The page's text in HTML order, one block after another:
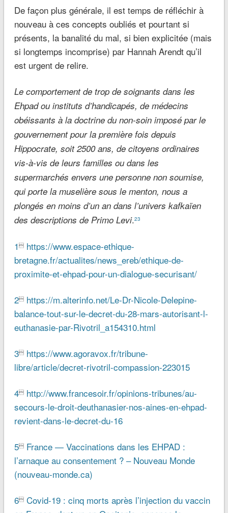
De façon plus générale, il est temps de réfléchir à
nouveau à ces concepts oubliés et pourtant si
présents, la banalité du mal, si bien explicitée (mais
si longtemps incomprise) par Hannah Arendt qu’il
est urgent de relire.
Le comportement de trop de soignants dans les
Ehpad ou instituts d’handicapés, de médecins
obéissants à la doctrine du non-soin imposé par le
gouvernement pour la première fois depuis
Hippocrate, soit 2500 ans, de citoyens ordinaires
vis-à-vis de leurs familles ou dans les
supermarchés envers une personne non soumise,
qui porte la muselière sous le menton, nous a
plongés en moins d’un an dans l’univers kafkaïen
des descriptions de Primo Levi.23
1  https://www.espace-ethique-
bretagne.fr/actualites/news_ereb/ethique-de-
proximite-et-ehpad-pour-un-dialogue-securisant/
2 https://m.alterinfo.net/Le-Dr-Nicole-Delepine-
balance-tout-sur-le-decret-du-28-mars-autorisant-l-
euthanasie-par-Rivotril_a154310.html
3 https://www.agoravox.fr/tribune-
libre/article/decret-rivotril-compassion-223015
4 http://www.francesoir.fr/opinions-tribunes/au-
secours-le-droit-deuthanasier-nos-aines-en-ehpad-
revient-dans-le-decret-du-16
5 France — Vaccinations dans les EHPAD :
l’arnaque au consentement ? – Nouveau Monde
(nouveau-monde.ca)
6 Covid-19 : cinq morts après l’injection du vaccin